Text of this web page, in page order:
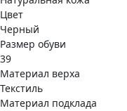
Цвет
Черный
Размер обуви
39
Материал верха
Текстиль
Материал подклада